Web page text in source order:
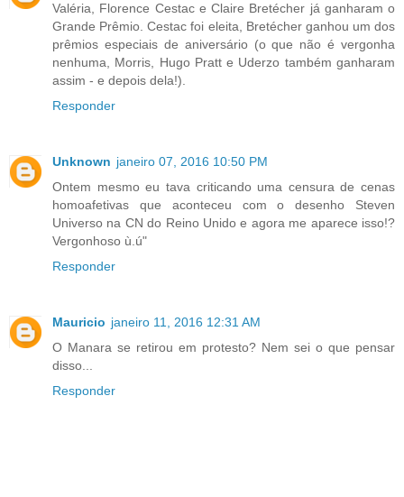
Valéria, Florence Cestac e Claire Bretécher já ganharam o
Grande Prêmio. Cestac foi eleita, Bretécher ganhou um dos
prêmios especiais de aniversário (o que não é vergonha
nenhuma, Morris, Hugo Pratt e Uderzo também ganharam
assim - e depois dela!).
Responder
Unknown janeiro 07, 2016 10:50 PM
Ontem mesmo eu tava criticando uma censura de cenas
homoafetivas que aconteceu com o desenho Steven
Universo na CN do Reino Unido e agora me aparece isso!?
Vergonhoso ù.ú"
Responder
Mauricio janeiro 11, 2016 12:31 AM
O Manara se retirou em protesto? Nem sei o que pensar
disso...
Responder